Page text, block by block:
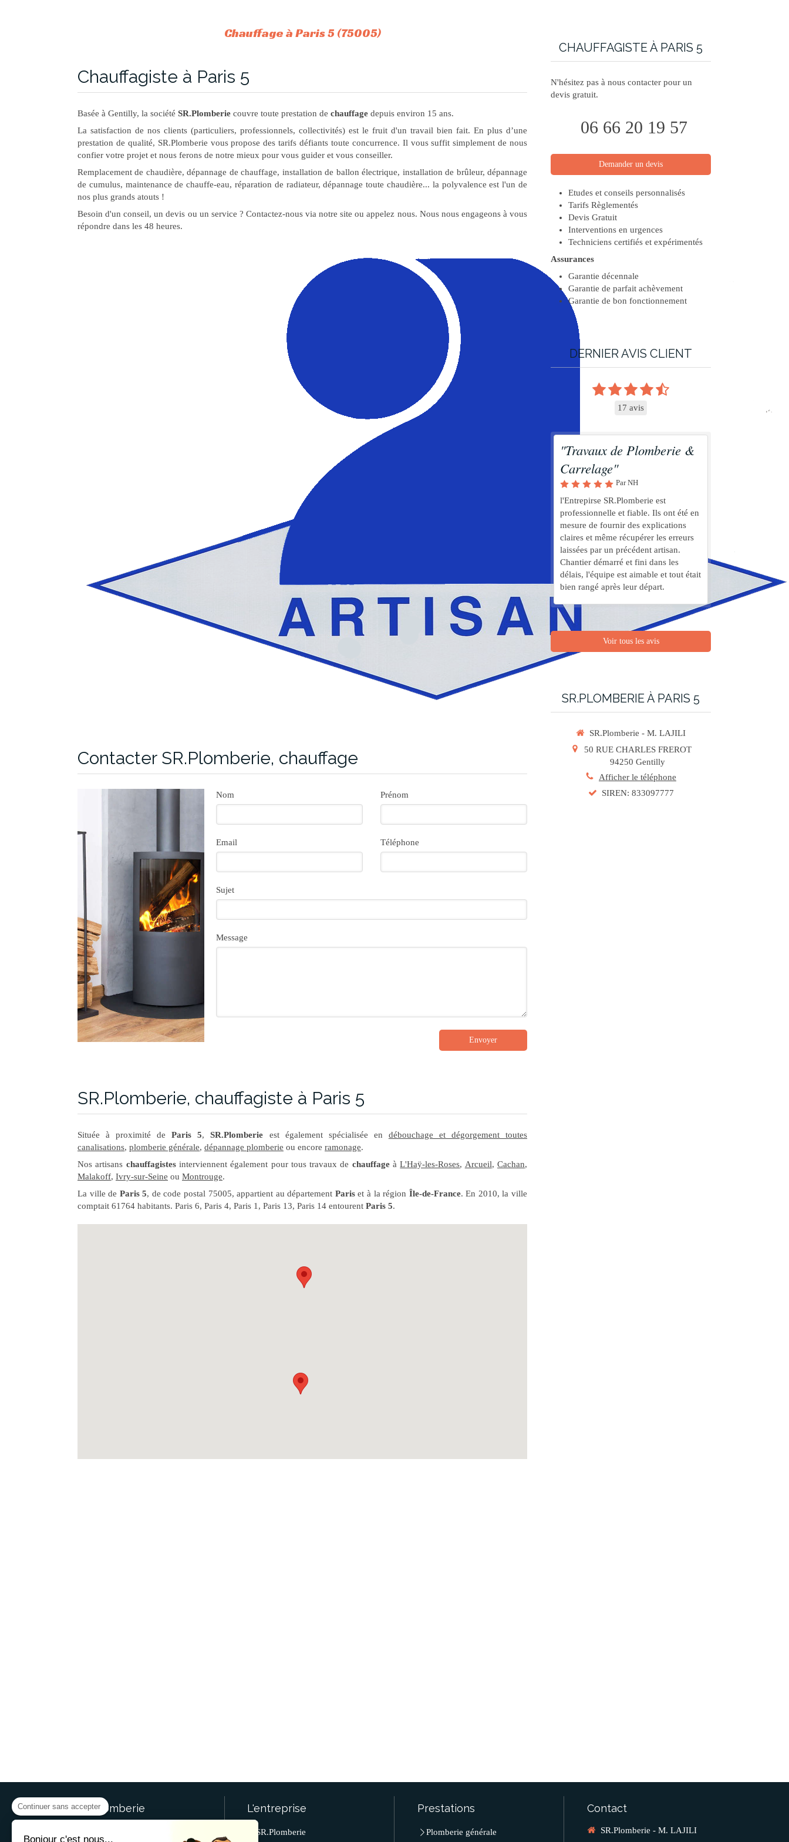
Chauffage à Paris 5 (75005)
Chauffagiste à Paris 5
Basée à Gentilly, la société SR.Plomberie couvre toute prestation de chauffage depuis environ 15 ans.
La satisfaction de nos clients (particuliers, professionnels, collectivités) est le fruit d'un travail bien fait. En plus d’une
prestation de qualité, SR.Plomberie vous propose des tarifs défiants toute concurrence. Il vous suffit simplement de nous
confier votre projet et nous ferons de notre mieux pour vous guider et vous conseiller.
Remplacement de chaudière, dépannage de chauffage, installation de ballon électrique, installation de brûleur, dépannage
de cumulus, maintenance de chauffe-eau, réparation de radiateur, dépannage toute chaudière... la polyvalence est l'un de
nos plus grands atouts !
Besoin d'un conseil, un devis ou un service ? Contactez-nous via notre site ou appelez nous. Nous nous engageons à vous
répondre dans les 48 heures.
Contacter SR.Plomberie, chauffage
Nom Prénom
Email Téléphone
Sujet
Message
Envoyer
SR.Plomberie, chauffagiste à Paris 5
Située à proximité deParis 5,SR.Plomberie est également spécialisée en débouchage et dégorgement toutes
canalisations, plomberie générale, dépannage plomberie ou encore ramonage.
Nos artisans chauffagistesinterviennent également pour tous travaux de chauffageàL'Haÿ-les-Roses, Arcueil,Cachan,
Malakoff, Ivry-sur-Seine ou Montrouge.
La ville de Paris 5, de code postal 75005, appartient au département Pariset à la région Île-de-France. En 2010, la ville
comptait 61764 habitants. Paris 6, Paris 4, Paris 1, Paris 13, Paris 14 entourent Paris 5.
CHAUFFAGISTE À PARIS 5
N'hésitez pas à nous contacter pour un
devis gratuit.
06 66 20 19 57
Demander un devis
Etudes et conseils personnalisés
Tarifs Règlementés
Devis Gratuit
Interventions en urgences
Techniciens certifiés et expérimentés
Assurances
Garantie décennale
Garantie de parfait achèvement
Garantie de bon fonctionnement
DERNIER AVIS CLIENT
17 avis
"Travaux de Plomberie &
Carrelage"
Par NH
l'Entrepirse SR.Plomberie est
professionnelle et fiable. Ils ont été en
mesure de fournir des explications
claires et même récupérer les erreurs
laissées par un précédent artisan.
Chantier démarré et fini dans les
délais, l'équipe est aimable et tout était
bien rangé après leur départ.
Voir tous les avis
SR.PLOMBERIE À PARIS 5
SR.Plomberie - M. LAJILI
50 RUE CHARLES FREROT
94250 Gentilly
Afficher le téléphone
SIREN: 833097777
SR.Plomberie L'entreprise
SR.Plomberie
Prestations
Plomberie générale
Contact
SR.Plomberie - M. LAJILI
Continuer sans accepter
Bonjour c'est nous...